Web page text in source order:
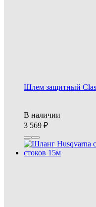
Шлем защитный
В наличии
3 569